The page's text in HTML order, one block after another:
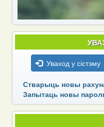
Уваход у сістэму
Стварыць новы
Запытаць новы